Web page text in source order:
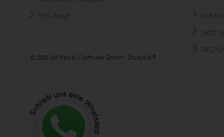
RSS-Feed
© 2026 1M Media & Software GmbH - StudyAid ®
Wie
Jetzt
FAQ